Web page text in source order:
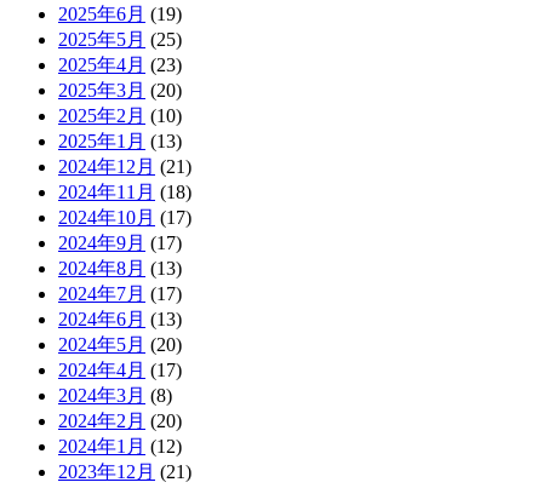
2025年6月 (19)
2025年5月 (25)
2025年4月 (23)
2025年3月 (20)
2025年2月 (10)
2025年1月 (13)
2024年12月 (21)
2024年11月 (18)
2024年10月 (17)
2024年9月 (17)
2024年8月 (13)
2024年7月 (17)
2024年6月 (13)
2024年5月 (20)
2024年4月 (17)
2024年3月 (8)
2024年2月 (20)
2024年1月 (12)
2023年12月 (21)